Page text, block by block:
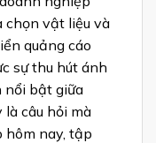
chọn vật liệu và
quảng cáo
sự thu hút ánh
nổi bật giữa
là câu hỏi mà
hôm nay, tập